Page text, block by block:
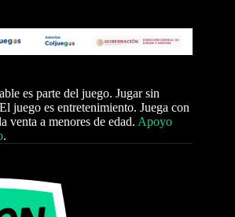
es parte del juego. Jugar sin
juego es entretenimiento. Juega con
venta a menores de edad. Apoyo
.